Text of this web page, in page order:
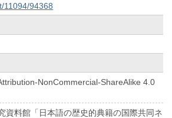
11094/94368
NonCommercial-ShareAlike 4.0
資料館「日本語の歴史的典籍の国際共同ネ